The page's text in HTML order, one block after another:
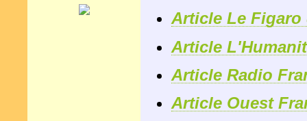
Article Le Figaro
Article
Article Radio
Article Ouest